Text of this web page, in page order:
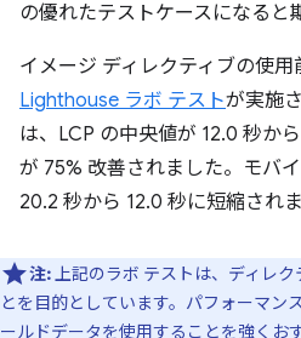
の優れたテストケースになると
イメージ ディレクティブの使
Lighthouse ラボ テストが実施
は、LCP の中央値が 12.0 秒か
が 75% 改善されました。モバ
20.2 秒から 12.0 秒に短縮され
注:上記のラボ テストは、ディレ
とを目的としています。パフォーマン
ールドデータを使用することを強くお